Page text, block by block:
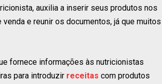
auxilia a inserir seus produtos nos
e reunir os documentos, já que muitos
fornece informações às nutricionistas
para introduzir receitas com produtos